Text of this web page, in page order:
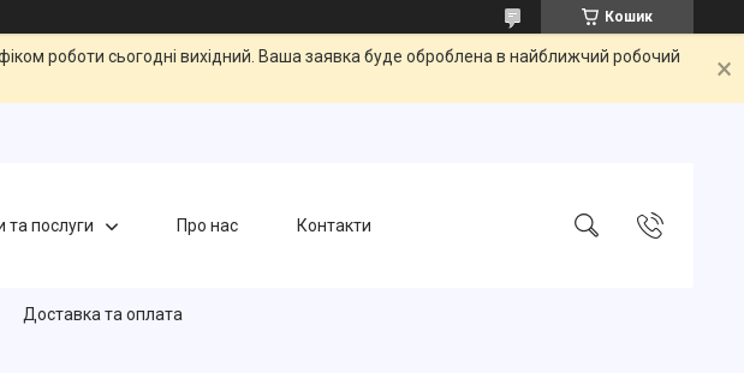
Кошик
роботи сьогодні вихідний. Ваша заявка буде оброблена в найближчий робочий
та послуги Про нас Контакти
Доставка та оплата